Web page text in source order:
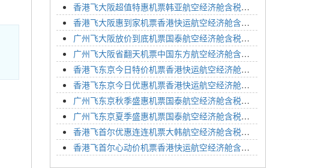
香港飞大阪超值特惠机票韩亚航空经济舱含税价格2295元2023年01月26日
香港飞大阪惠到家机票香港快运航空经济舱含税价格1648元2023年01月26日
广州飞大阪放价到底机票国泰航空经济舱含税价格3054元2023年01月26日
广州飞大阪省翻天机票中国东方航空经济舱含税价格2133元2023年01月26日
香港飞东京今日特价机票香港快运航空经济舱含税价格1762元2023年01月26日
香港飞东京今日优惠机票香港快运航空经济舱含税价格1545元2023年01月26日
广州飞东京秋季盛惠机票国泰航空经济舱含税价格4054元2023年01月26日
广州飞东京夏季盛惠机票国泰航空经济舱含税价格2614元2023年01月26日
香港飞首尔优惠连连机票大韩航空经济舱含税价格1350元2023年01月24日
香港飞首尔心动价机票香港快运航空经济舱含税价格1186元2023年01月24日